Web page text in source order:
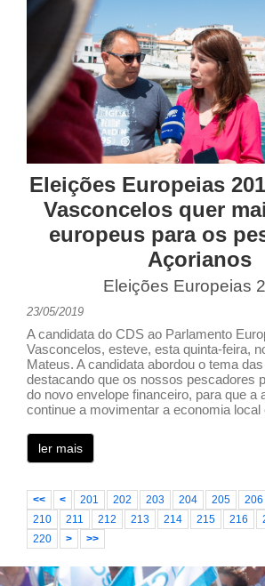
Eleições Europeias
Vasconcelos quer
europeus para os
Açorianos
Eleições Europeias
23/05/2019
A candidata do CDS ao Parlamento
Vasconcelos, esteve, esta quinta-feira,
Mateus. A candidata abordou o tema
destacando que os nossos pescadores
do novo envelope financeiro, para que a
continue a movimentar a economia local
ler mais
<< < 201 202 203 204 205 206
210
211 212 213 214 215 216
220
> >>